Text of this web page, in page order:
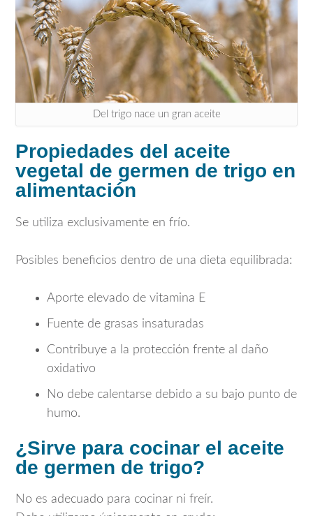
Del trigo nace un gran aceite
Propiedades del aceite
vegetal de germen de trigo en
alimentación
Se utiliza exclusivamente en frío.
Posibles beneficios dentro de una dieta equilibrada:
Aporte elevado de vitamina E
Fuente de grasas insaturadas
Contribuye a la protección frente al daño
oxidativo
No debe calentarse debido a su bajo punto de
humo.
¿Sirve para cocinar el aceite
de germen de trigo?
No es adecuado para cocinar ni freír.